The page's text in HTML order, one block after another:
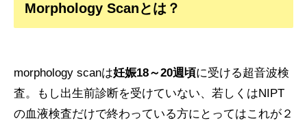
Morphology Scanとは？
morphology scanは妊娠18～20週頃に受ける超音波検
査。もし出生前診断を受けていない、若しくはNIPT
の血液検査だけで終わっている方にとってはこれが２